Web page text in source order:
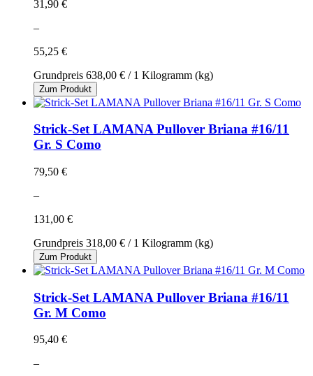
31,90 €
–
55,25 €
Grundpreis 638,00 € / 1 Kilogramm (kg)
Zum Produkt
Strick-Set LAMANA Pullover Briana #16/11
Gr. S Como
79,50 €
–
131,00 €
Grundpreis 318,00 € / 1 Kilogramm (kg)
Zum Produkt
Strick-Set LAMANA Pullover Briana #16/11
Gr. M Como
95,40 €
–